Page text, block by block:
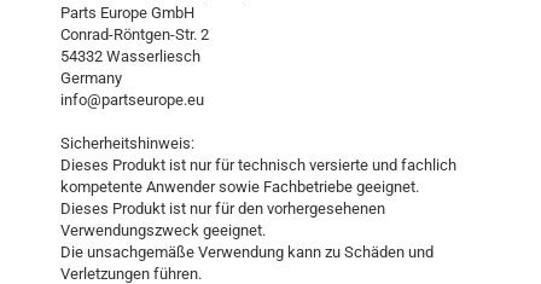
Parts Europe GmbH
Conrad-Röntgen-Str. 2
54332 Wasserliesch
Germany
info@partseurope.eu
Sicherheitshinweis:
Dieses Produkt ist nur für technisch versierte und fachlich
kompetente Anwender sowie Fachbetriebe geeignet.
Dieses Produkt ist nur für den vorhergesehenen
Verwendungszweck geeignet.
Die unsachgemäße Verwendung kann zu Schäden und
Verletzungen führen.